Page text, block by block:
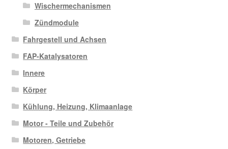
Wischermechanismen
Zündmodule
Fahrgestell und Achsen
FAP-Katalysatoren
Innere
Körper
Kühlung, Heizung, Klimaanlage
Motor - Teile und Zubehör
Motoren, Getriebe